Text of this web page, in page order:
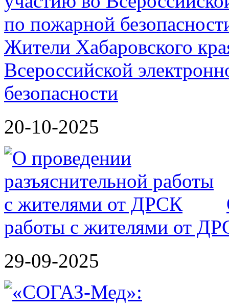
Жители Хабаровского
Всероссийской
безопасности
20-10-2025
работы с жителями от
29-09-2025